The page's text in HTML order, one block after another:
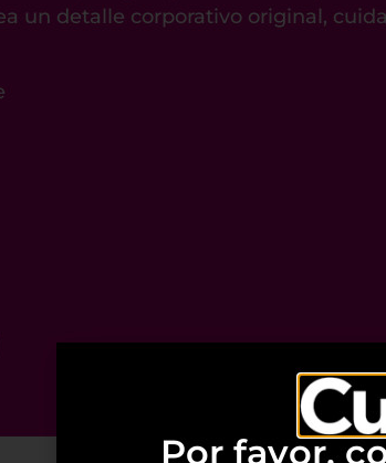
un detalle corporativo original,
Por favor,